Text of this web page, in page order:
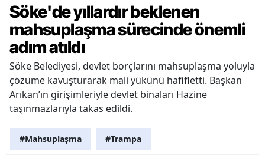
Söke'de yıllardır beklenen
mahsuplaşma sürecinde önemli
adım atıldı
Söke Belediyesi, devlet borçlarını mahsuplaşma yoluyla
çözüme kavuşturarak mali yükünü hafifletti. Başkan
Arıkan’ın girişimleriyle devlet binaları Hazine
taşınmazlarıyla takas edildi.
#Mahsuplaşma #Trampa